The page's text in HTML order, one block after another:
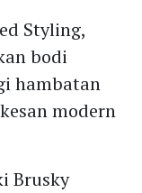
Styling,
bodi
hambatan
modern
Brusky